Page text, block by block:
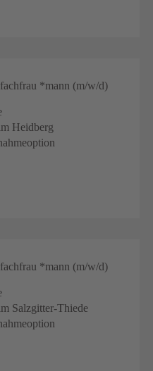
*mann (m/w/d)
Heidberg
*mann (m/w/d)
Salzgitter-Thiede